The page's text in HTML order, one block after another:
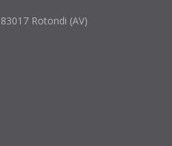
Rotondi (AV)